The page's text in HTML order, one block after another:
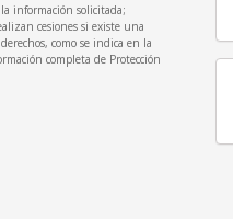
información solicitada;
cesiones si existe una
como se indica en la
completa de Protección